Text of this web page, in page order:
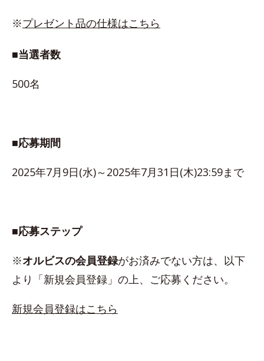
※プレゼント品の仕様はこちら
■当選者数
500名
■応募期間
2025年7月9日(水)～2025年7月31日(木)23:59まで
■応募ステップ
※オルビスの会員登録がお済みでない方は、以下
より「新規会員登録」の上、ご応募ください。
新規会員登録はこちら